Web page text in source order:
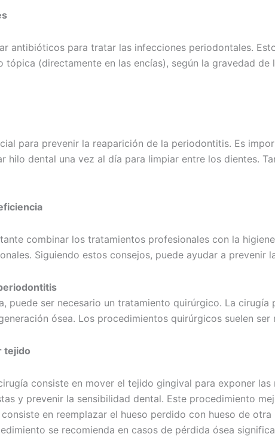
antibióticos para tratar las infecciones periodontales.
tópica (directamente en las encías), según la gravedad
para prevenir la reaparición de la periodontitis. Es
hilo dental una vez al día para limpiar entre los dientes.
combinar los tratamientos profesionales con la
Siguiendo estos consejos, puede ayudar a
puede ser necesario un tratamiento quirúrgico. La
ósea. Los procedimientos quirúrgicos suelen
tejido
consiste en mover el tejido gingival para exponer
y prevenir la sensibilidad dental. Este procedimiento
en reemplazar el hueso perdido con hueso de
se recomienda en casos de pérdida ósea